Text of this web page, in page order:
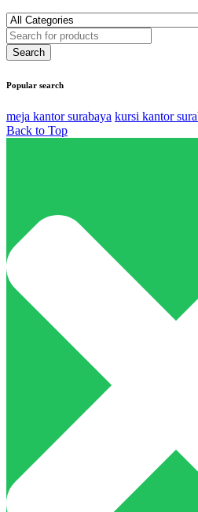
Popular search
meja kantor surabaya kursi kantor
Back to Top